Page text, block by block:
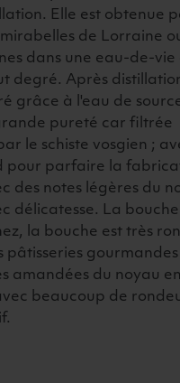
70CL
Elle est obtenue
de Lorraine
dans une eau-de-vie
degré. Après
grâce à l'eau de
pureté car filtrée
le schiste vosgien ;
pour parfaire la
des notes légères du
délicatesse. La bouche
la bouche est très
pâtisseries gourmandes
amandées du noyau
beaucoup de